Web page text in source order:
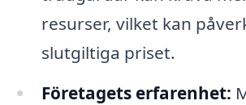
resurser, vilket kan
slutgiltiga priset.
Företagets erfarenhet: